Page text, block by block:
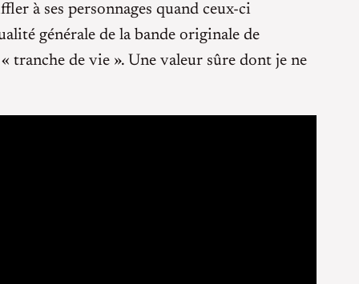
à ses personnages quand ceux-ci
générale de la bande originale de
tranche de vie ». Une valeur sûre dont je ne